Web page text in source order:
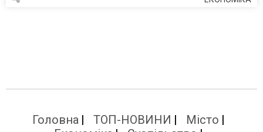
Головна ТОП-НОВИНИ
Місто